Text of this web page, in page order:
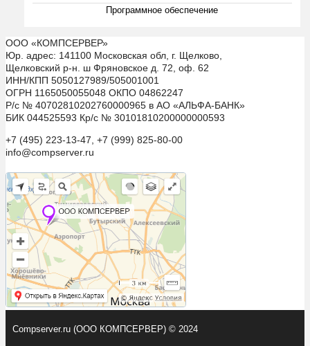
Программное обеспечение
ООО «КОМПСЕРВЕР»
Юр. адрес: 141100 Московская обл, г. Щелково,
Щелковский р-н. ш Фряновское д. 72, оф. 62
ИНН/КПП 5050127989/505001001
ОГРН 1165050055048 ОКПО 04862247
Р/с № 40702810202760000965 в АО «АЛЬФА-БАНК»
БИК 044525593 Кр/с № 30101810200000000593
+7 (495) 223-13-47, +7 (999) 825-80-00
info@compserver.ru
Compserver.ru (ООО КОМПСЕРВЕР) © 2024